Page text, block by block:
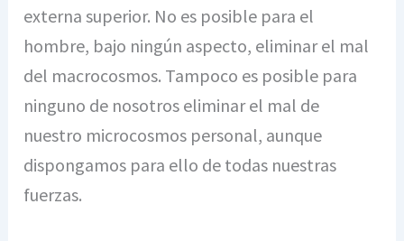
externa superior. No es posible para el
hombre, bajo ningún aspecto, eliminar el mal
del macrocosmos. Tampoco es posible para
ninguno de nosotros eliminar el mal de
nuestro microcosmos personal, aunque
dispongamos para ello de todas nuestras
fuerzas.